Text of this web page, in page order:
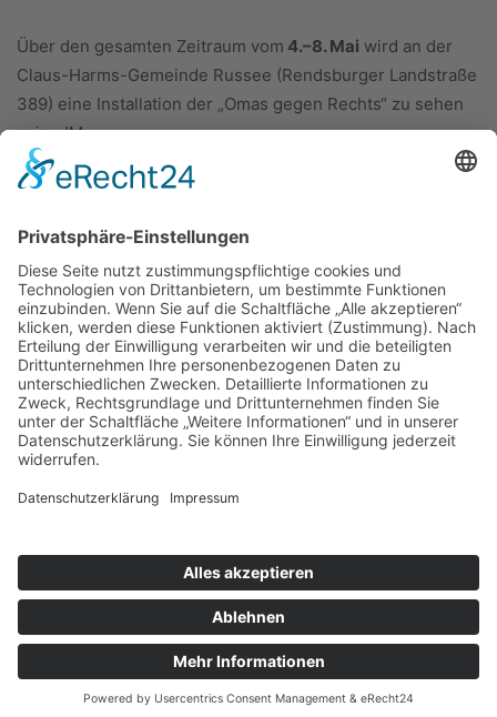
Über den gesamten Zeitraum vom 4.–8. Mai wird an der
Claus-Harms-Gemeinde Russee (Rendsburger Landstraße
389) eine Installation der „Omas gegen Rechts“ zu sehen
sein.JM
ÜBER UNS
KIEL LOKAL
Carsten Frahm Verlag, Inhaber Carsten Frahm
24113 Kiel
Kontaktieren Sie uns:redaktion@kiellokal.de
Kontakt Impressum Datenschutz
Realisierung: brünger.media